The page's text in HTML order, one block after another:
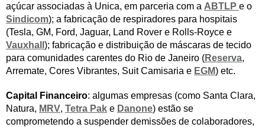
açúcar associadas à Unica, em parceria com a ABTLP e o
Sindicom); a fabricação de respiradores para hospitais
(Tesla, GM, Ford, Jaguar, Land Rover e Rolls-Royce e
Vauxhall ); fabricação e distribuição de máscaras de tecido
para comunidades carentes do Rio de Janeiro (Reserva,
Arremate, Cores Vibrantes, Suit Camisaria e EGM) etc.
Capital Financeiro: algumas empresas (como Santa Clara,
Natura, MRV, Tetra Pak e Danone) estão se
comprometendo a suspender demissões de colaboradores,